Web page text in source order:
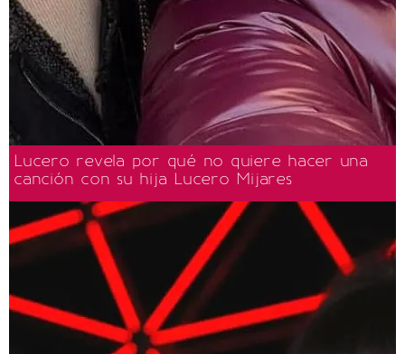
Lucero revela por qué no quiere hacer una
canción con su hija Lucero Mijares